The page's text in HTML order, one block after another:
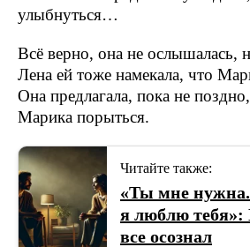
улыбнуться…
Всё верно, она не ослышалась,
Лена ей тоже намекала, что
Она предлагала, пока не
Марика порыться.
Читайте также:
«Ты мне нужна.
я люблю
все осознал